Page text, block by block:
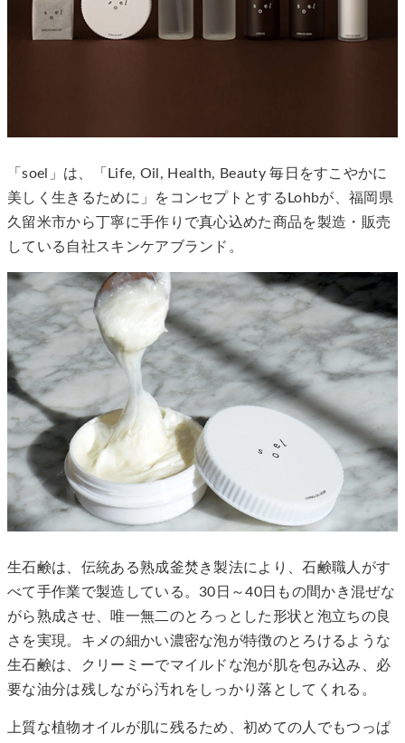
「soel」は、「Life, Oil, Health, Beauty 毎日をすこやかに
美しく生きるために」をコンセプトとするLohbが、福岡県
久留米市から丁寧に手作りで真心込めた商品を製造・販売
している自社スキンケアブランド。
生石鹸は、伝統ある熟成釜焚き製法により、石鹸職人がす
べて手作業で製造している。30日～40日もの間かき混ぜな
がら熟成させ、唯一無二のとろっとした形状と泡立ちの良
さを実現。キメの細かい濃密な泡が特徴のとろけるような
生石鹸は、クリーミーでマイルドな泡が肌を包み込み、必
要な油分は残しながら汚れをしっかり落としてくれる。
上質な植物オイルが肌に残るため、初めての人でもつっぱ